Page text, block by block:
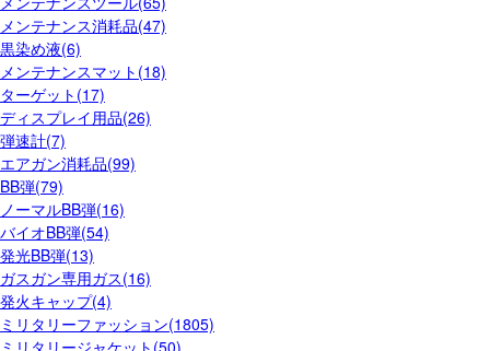
メンテナンス消耗品(47)
黒染め液(6)
メンテナンスマット(18)
ターゲット(17)
ディスプレイ用品(26)
弾速計(7)
エアガン消耗品(99)
BB弾(79)
ノーマルBB弾(16)
バイオBB弾(54)
発光BB弾(13)
ガスガン専用ガス(16)
発火キャップ(4)
ミリタリーファッション(1805)